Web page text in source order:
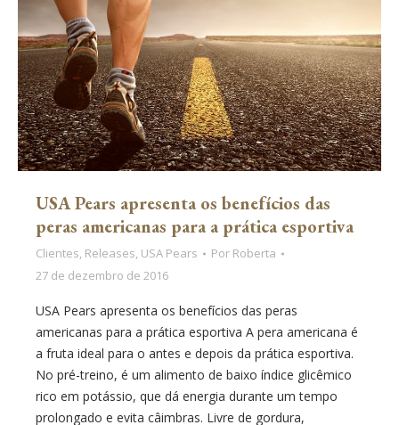
USA Pears apresenta os benefícios das
peras americanas para a prática esportiva
Clientes, Releases, USA Pears Por Roberta
27 de dezembro de 2016
USA Pears apresenta os benefícios das peras
americanas para a prática esportiva A pera americana é
a fruta ideal para o antes e depois da prática esportiva.
No pré-treino, é um alimento de baixo índice glicêmico
rico em potássio, que dá energia durante um tempo
prolongado e evita câimbras. Livre de gordura,